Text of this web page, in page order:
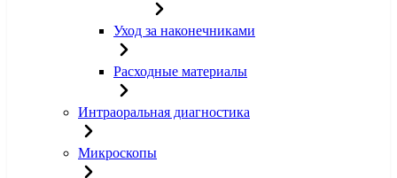
Уход за наконечниками
Расходные материалы
Интраоральная диагностика
Микроскопы